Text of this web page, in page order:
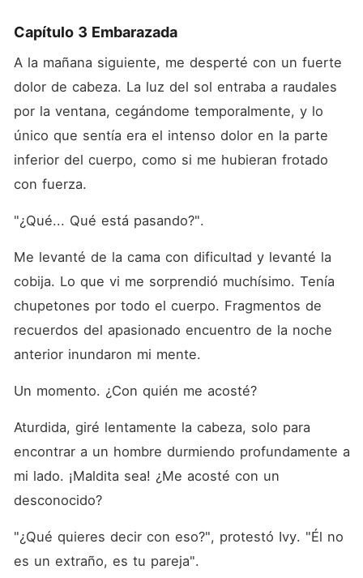
Capítulo 3 Embarazada
A la mañana siguiente, me desperté con un fuerte
dolor de cabeza. La luz del sol entraba a raudales
por la ventana, cegándome temporalmente, y lo
único que sentía era el intenso dolor en la parte
inferior del cuerpo, como si me hubieran frotado
con fuerza.
"¿Qué... Qué está pasando?".
Me levanté de la cama con dificultad y levanté la
cobija. Lo que vi me sorprendió muchísimo. Tenía
chupetones por todo el cuerpo. Fragmentos de
recuerdos del apasionado encuentro de la noche
anterior inundaron mi mente.
Un momento. ¿Con quién me acosté?
Aturdida, giré lentamente la cabeza, solo para
encontrar a un hombre durmiendo profundamente a
mi lado. ¡Maldita sea! ¿Me acosté con un
desconocido?
"¿Qué quieres decir con eso?", protestó Ivy. "Él no
es un extraño, es tu pareja".